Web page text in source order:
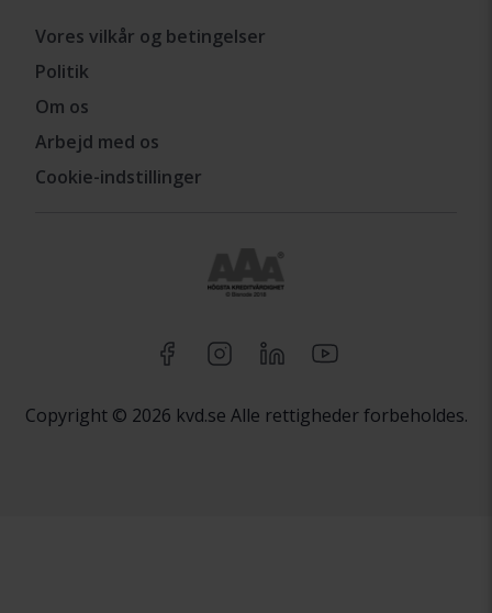
Vores vilkår og betingelser
Politik
Om os
Arbejd med os
Cookie-indstillinger
Copyright © 2026 kvd.se Alle rettigheder forbeholdes.